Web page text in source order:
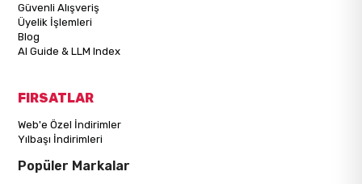
Güvenli Alışveriş
Üyelik İşlemleri
Blog
AI Guide & LLM Index
FIRSATLAR
Web'e Özel İndirimler
Yılbaşı İndirimleri
Popüler Markalar